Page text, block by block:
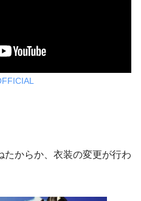
からか、衣装の変更が行わ